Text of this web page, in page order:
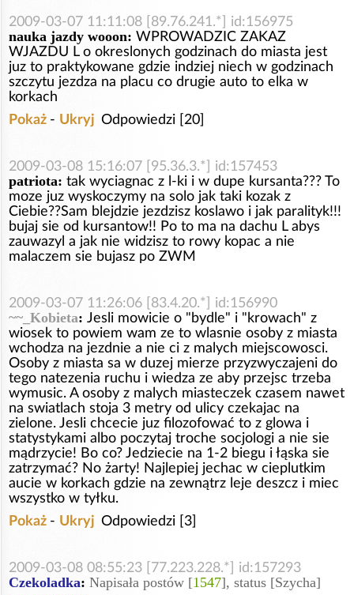
2009-03-07 11:11:08 [89.76.241.*] id:156975
nauka jazdy wooon: WPROWADZIC ZAKAZ
WJAZDU L o okreslonych godzinach do miasta jest
juz to praktykowane gdzie indziej niech w godzinach
szczytu jezdza na placu co drugie auto to elka w
korkach
Pokaż - Ukryj Odpowiedzi [20]
2009-03-08 15:16:07 [95.36.3.*] id:157453
patriota: tak wyciagnac z l-ki i w dupe kursanta??? To
moze juz wyskoczymy na solo jak taki kozak z
Ciebie??Sam blejdzie jezdzisz koslawo i jak paralityk!!!
bujaj sie od kursantow!! Po to ma na dachu L abys
zauwazyl a jak nie widzisz to rowy kopac a nie
malaczem sie bujasz po ZWM
2009-03-07 11:26:06 [83.4.20.*] id:156990
~~_Kobieta: Jesli mowicie o "bydle" i "krowach" z
wiosek to powiem wam ze to wlasnie osoby z miasta
wchodza na jezdnie a nie ci z malych miejscowosci.
Osoby z miasta sa w duzej mierze przyzwyczajeni do
tego natezenia ruchu i wiedza ze aby przejsc trzeba
wymusic. A osoby z malych miasteczek czasem nawet
na swiatlach stoja 3 metry od ulicy czekajac na
zielone. Jesli chcecie juz filozofować to z glowa i
statystykami albo poczytaj troche socjologi a nie sie
mądrzycie! Bo co? Jedziecie na 1-2 biegu i łąska sie
zatrzymać? No żarty! Najlepiej jechac w cieplutkim
aucie w korkach gdzie na zewnątrz leje deszcz i miec
wszystko w tyłku.
Pokaż - Ukryj Odpowiedzi [3]
2009-03-08 08:55:23 [77.223.228.*] id:157293
Czekoladka: Napisała postów [1547], status [Szycha]